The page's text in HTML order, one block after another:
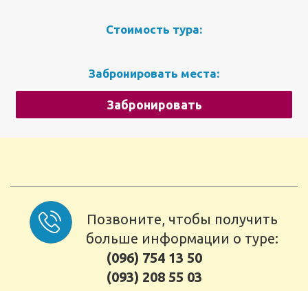
Стоимость тура:
Забронировать места:
Забронировать
Позвоните, чтобы получить
больше информации о туре:
(096) 754 13 50
(093) 208 55 03